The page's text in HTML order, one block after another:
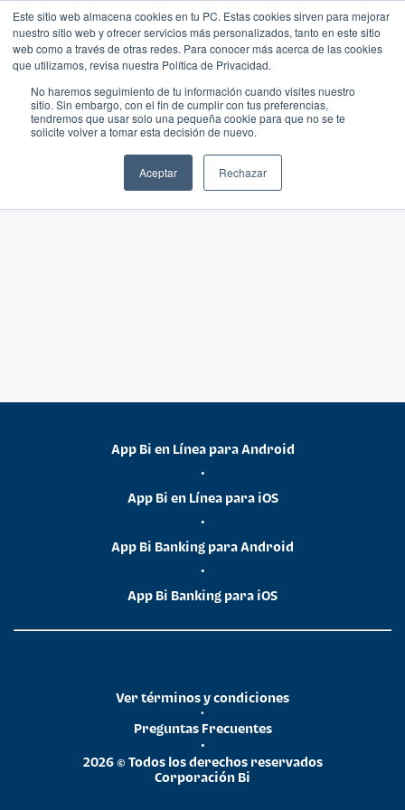
Este sitio web almacena cookies en tu PC. Estas cookies sirven para mejorar
nuestro sitio web y ofrecer servicios más personalizados, tanto en este sitio
web como a través de otras redes. Para conocer más acerca de las cookies
que utilizamos, revisa nuestra Política de Privacidad.
No haremos seguimiento de tu información cuando visites nuestro
sitio. Sin embargo, con el fin de cumplir con tus preferencias,
tendremos que usar solo una pequeña cookie para que no se te
solicite volver a tomar esta decisión de nuevo.
Aceptar Rechazar
App Bi en Línea para Android
•
App Bi en Línea para iOS
•
App Bi Banking para Android
•
App Bi Banking para iOS
2026 © Todos los derechos reservados
Corporación Bi
•
Preguntas Frecuentes
•
Ver términos y condiciones